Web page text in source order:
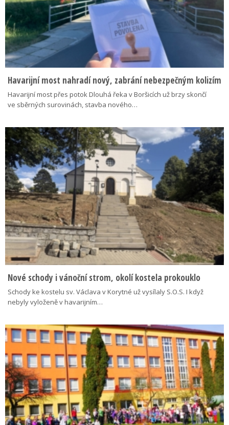
Havarijní most nahradí nový, zabrání nebezpečným kolizím
Havarijní most přes potok Dlouhá řeka v Boršicích už brzy skončí
ve sběrných surovinách, stavba nového…
Nové schody i vánoční strom, okolí kostela prokouklo
Schody ke kostelu sv. Václava v Korytné už vysílaly S.O.S. I když
nebyly vyloženě v havarijním…